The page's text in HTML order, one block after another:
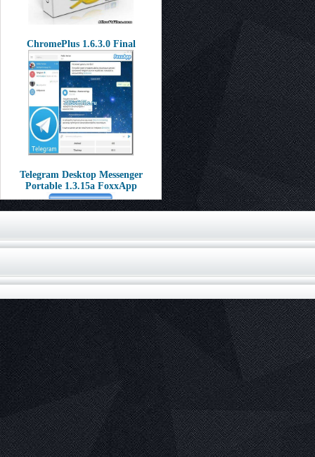
ChromePlus 1.6.3.0 Final
Telegram Desktop Messenger
Portable 1.3.15a FoxxApp